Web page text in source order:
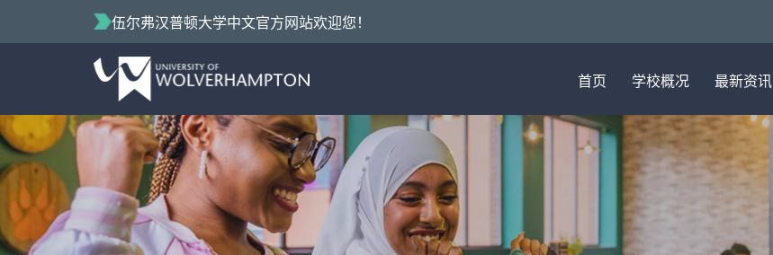
伍尔弗汉普顿大学中文官方网站欢迎您！
首页 学校概况 最新资讯